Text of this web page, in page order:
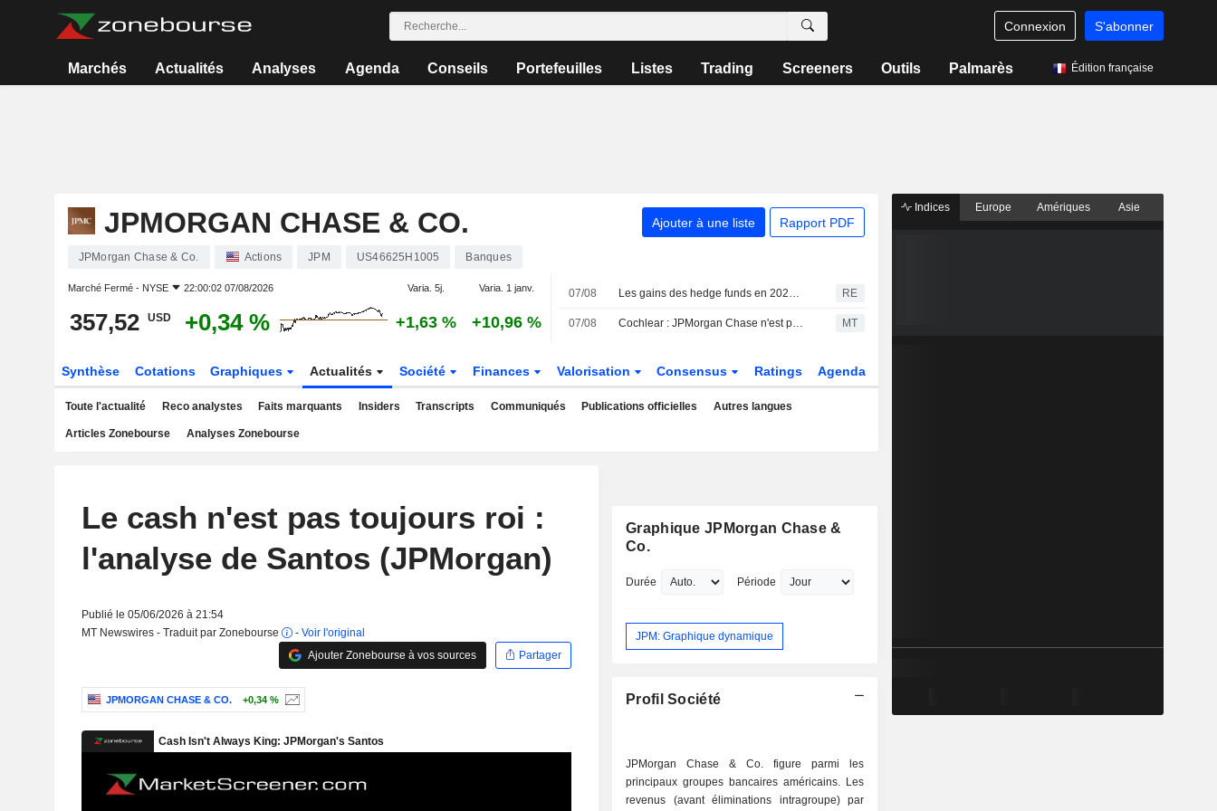
Connexion S'abonner
Marchés Actualités Analyses Agenda Conseils Portefeuilles Listes Trading Screeners Outils Palmarès Édition française
JPMORGAN CHASE & CO. Ajouter à une liste Rapport PDF
JPMorgan Chase & Co. Actions JPM US46625H1005 Banques
Marché Fermé - NYSE 22:00:02 07/08/2026 Varia. 5j. Varia. 1 janv.
357,52 USD +0,34 % +1,63 % +10,96 %
07/08 Les gains des hedge funds en 2024 entamés par les valeurs technologiques en juillet, selon JPMorgan RE
07/08 Cochlear : JPMorgan Chase n'est plus un actionnaire substantiel MT
Synthèse Cotations Graphiques Actualités Société Finances Valorisation Consensus Ratings Agenda
Toute l'actualité Reco analystes Faits marquants Insiders Transcripts Communiqués Publications officielles Autres langues
Articles Zonebourse Analyses Zonebourse
Le cash n'est pas toujours roi :
l'analyse de Santos (JPMorgan)
Publié le 05/06/2026 à 21:54
MT Newswires - Traduit par Zonebourse
- Voir l'original
Ajouter Zonebourse à vos sources
Partager
JPMORGAN CHASE & CO. +0,34 %
Graphique JPMorgan Chase &
Co.
Durée Période
JPM: Graphique dynamique
Profil Société
JPMorgan Chase & Co. figure parmi les
principaux groupes bancaires américains. Les
revenus (avant éliminations intragroupe) par
Indices Europe Amériques Asie